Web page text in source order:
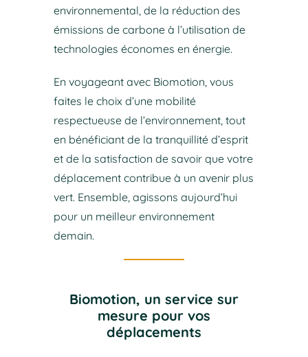
environnemental, de la réduction des
émissions de carbone à l’utilisation de
technologies économes en énergie.
En voyageant avec Biomotion, vous
faites le choix d’une mobilité
respectueuse de l’environnement, tout
en bénéficiant de la tranquillité d’esprit
et de la satisfaction de savoir que votre
déplacement contribue à un avenir plus
vert. Ensemble, agissons aujourd’hui
pour un meilleur environnement
demain.
Biomotion, un service sur
mesure pour vos
déplacements